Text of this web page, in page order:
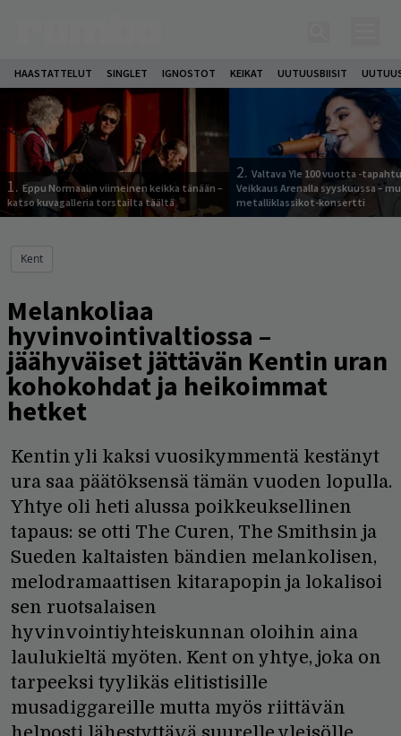
HAASTATTELUT SINGLET IGNOSTOT KEIKAT UUTUUSBIISIT
1. Eppu Normaalin viimeinen keikka tänään –
katso kuvagalleria torstailta täältä
2. Valtava Yle 100 vuotta -
Veikkaus Arenalla syyskuussa –
metalliklassikot-konsertti
Kent
Melankoliaa
hyvinvointivaltiossa –
jäähyväiset jättävän Kentin uran
kohokohdat ja heikoimmat
hetket
Kentin yli kaksi vuosikymmentä kestänyt
ura saa päätöksensä tämän vuoden lopulla.
Yhtye oli heti alussa poikkeuksellinen
tapaus: se otti The Curen, The Smithsin ja
Sueden kaltaisten bändien melankolisen,
melodramaattisen kitarapopin ja lokalisoi
sen ruotsalaisen
hyvinvointiyhteiskunnan oloihin aina
laulukieltä myöten. Kent on yhtye, joka on
tarpeeksi tyylikäs elitistisille
musadiggareille mutta myös riittävän